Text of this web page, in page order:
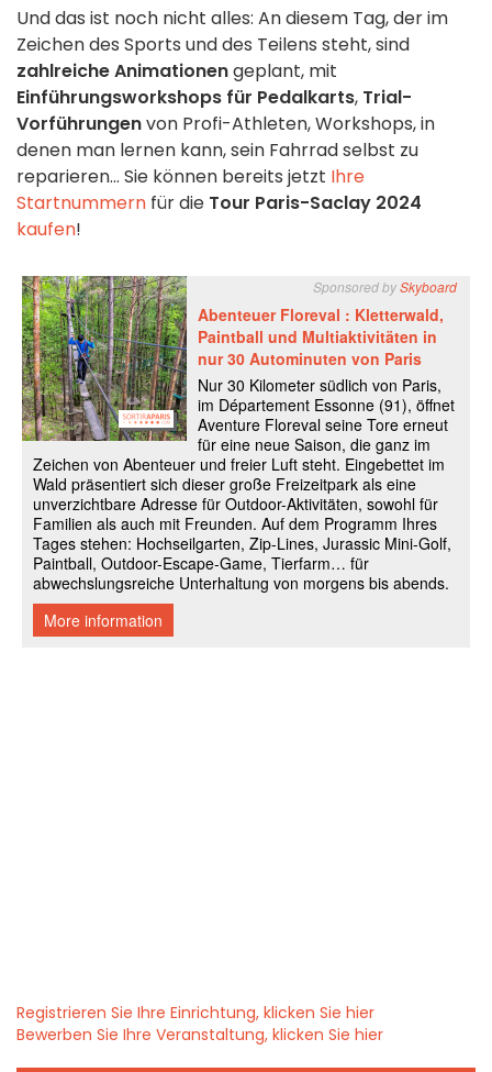
Und das ist noch nicht alles: An diesem Tag, der im
Zeichen des Sports und des Teilens steht, sind
zahlreiche Animationengeplant, mit
Einführungsworkshops für Pedalkarts, Trial-
Vorführungenvon Profi-Athleten, Workshops, in
denen man lernen kann, sein Fahrrad selbst zu
reparieren... Sie können bereits jetzt Ihre
Startnummern für die Tour Paris-Saclay 2024
kaufen!
Registrieren Sie Ihre Einrichtung, klicken Sie hier
Bewerben Sie Ihre Veranstaltung, klicken Sie hier